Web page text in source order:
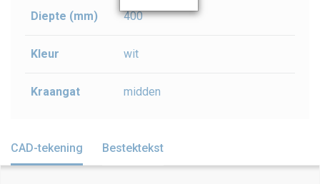
Diepte (mm) 400
Kleur wit
Kraangat midden
CAD-tekening Bestektekst